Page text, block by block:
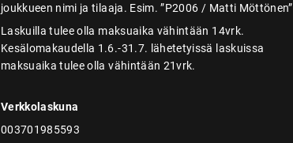
joukkueen nimi ja tilaaja. Esim. ”P2006 / Matti Möttönen”
Laskuilla tulee olla maksuaika vähintään 14vrk.
Kesälomakaudella 1.6.-31.7. lähetetyissä laskuissa
maksuaika tulee olla vähintään 21vrk.
Verkkolaskuna
003701985593